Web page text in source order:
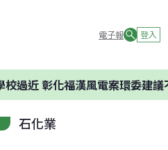
電子報 登入
彰化福漢風電案環委建議不應開發
石化業